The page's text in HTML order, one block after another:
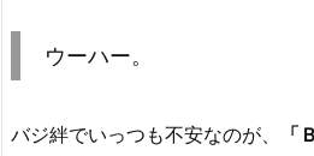
ウーハー。
バジ絆でいっつも不安なのが、
「